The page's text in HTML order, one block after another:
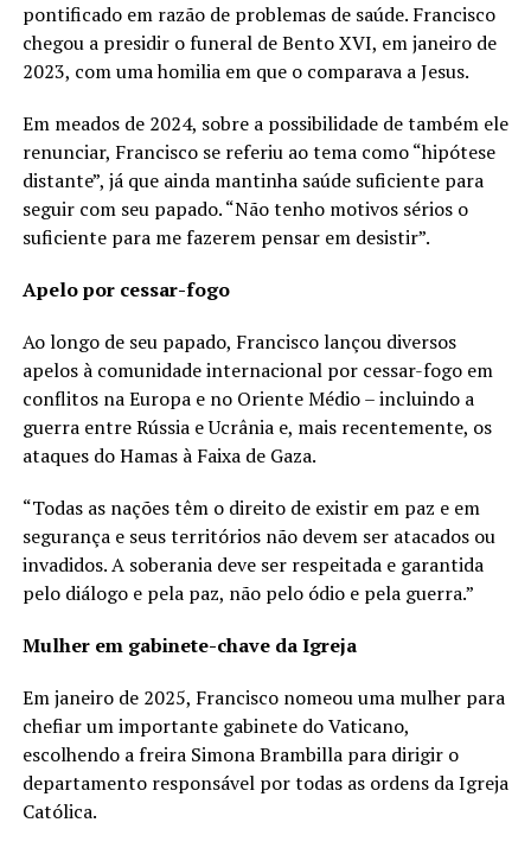
pontificado em razão de problemas de saúde. Francisco
chegou a presidir o funeral de Bento XVI, em janeiro de
2023, com uma homilia em que o comparava a Jesus.
Em meados de 2024, sobre a possibilidade de também ele
renunciar, Francisco se referiu ao tema como “hipótese
distante”, já que ainda mantinha saúde suficiente para
seguir com seu papado. “Não tenho motivos sérios o
suficiente para me fazerem pensar em desistir”.
Apelo por cessar-fogo
Ao longo de seu papado, Francisco lançou diversos
apelos à comunidade internacional por cessar-fogo em
conflitos na Europa e no Oriente Médio – incluindo a
guerra entre Rússia e Ucrânia e, mais recentemente, os
ataques do Hamas à Faixa de Gaza.
“Todas as nações têm o direito de existir em paz e em
segurança e seus territórios não devem ser atacados ou
invadidos. A soberania deve ser respeitada e garantida
pelo diálogo e pela paz, não pelo ódio e pela guerra.”
Mulher em gabinete-chave da Igreja
Em janeiro de 2025, Francisco nomeou uma mulher para
chefiar um importante gabinete do Vaticano,
escolhendo a freira Simona Brambilla para dirigir o
departamento responsável por todas as ordens da Igreja
Católica.